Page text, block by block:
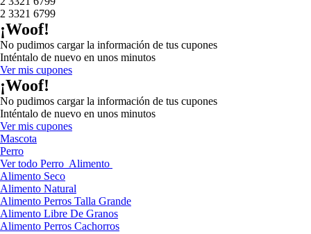
2 3321 6799
¡Woof!
No pudimos cargar la información de tus cupones
Inténtalo de nuevo en unos minutos
Ver mis cupones
¡Woof!
No pudimos cargar la información de tus cupones
Inténtalo de nuevo en unos minutos
Ver mis cupones
Mascota
Perro
Ver todo Perro Alimento
Alimento Seco
Alimento Natural
Alimento Perros Talla Grande
Alimento Libre De Granos
Alimento Perros Cachorros